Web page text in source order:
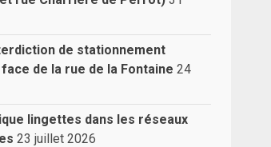
de stationnement
de la rue de la Fontaine 24
lingettes dans les réseaux
23 juillet 2026